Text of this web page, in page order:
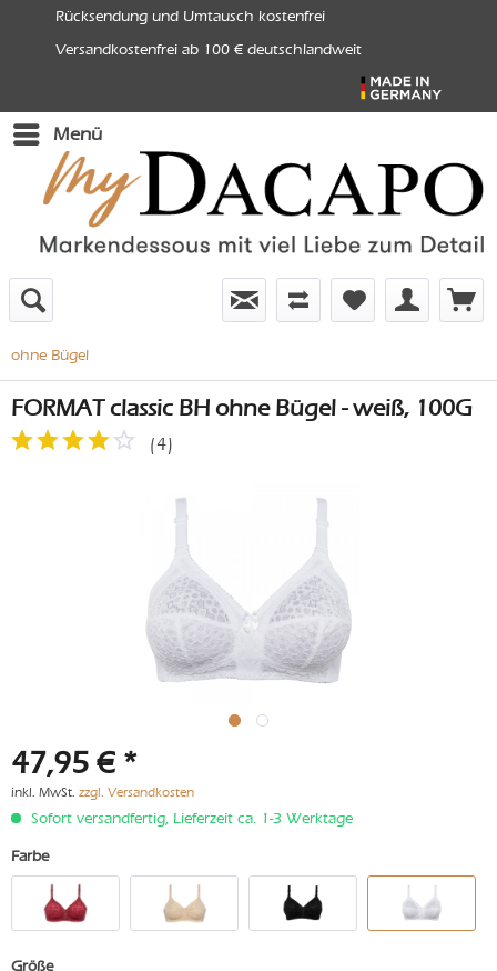
Rücksendung und Umtausch kostenfrei
Versandkostenfrei ab 100 € deutschlandweit
Menü
ohne Bügel
FORMAT classic BH ohne Bügel - weiß, 100G
(4)
47,95 € *
inkl. MwSt. zzgl. Versandkosten
Sofort versandfertig, Lieferzeit ca. 1-3 Werktage
Farbe
Größe